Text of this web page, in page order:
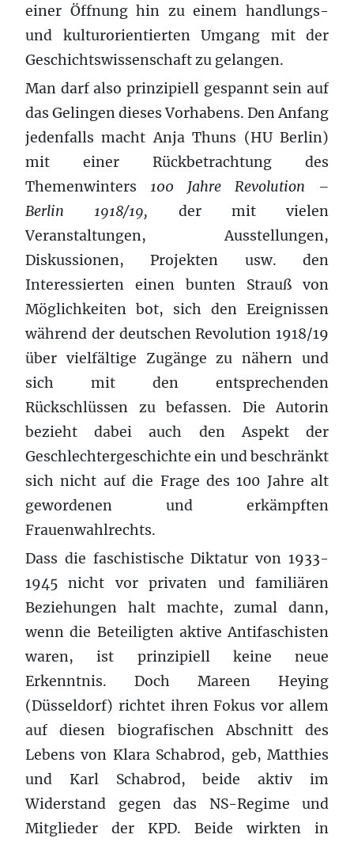
einer Öffnung hin zu einem handlungs-
und kulturorientierten Umgang mit der
Geschichtswissenschaft zu gelangen.
Man darf also prinzipiell gespannt sein auf
das Gelingen dieses Vorhabens. Den Anfang
jedenfalls macht Anja Thuns (HU Berlin)
mit einer Rückbetrachtung des
Themenwinters 100 Jahre Revolution –
Berlin 1918/19, der mit vielen
Veranstaltungen, Ausstellungen,
Diskussionen, Projekten usw. den
Interessierten einen bunten Strauß von
Möglichkeiten bot, sich den Ereignissen
während der deutschen Revolution 1918/19
über vielfältige Zugänge zu nähern und
sich mit den entsprechenden
Rückschlüssen zu befassen. Die Autorin
bezieht dabei auch den Aspekt der
Geschlechtergeschichte ein und beschränkt
sich nicht auf die Frage des 100 Jahre alt
gewordenen und erkämpften
Frauenwahlrechts.
Dass die faschistische Diktatur von 1933-
1945 nicht vor privaten und familiären
Beziehungen halt machte, zumal dann,
wenn die Beteiligten aktive Antifaschisten
waren, ist prinzipiell keine neue
Erkenntnis. Doch Mareen Heying
(Düsseldorf) richtet ihren Fokus vor allem
auf diesen biografischen Abschnitt des
Lebens von Klara Schabrod, geb, Matthies
und Karl Schabrod, beide aktiv im
Widerstand gegen das NS-Regime und
Mitglieder der KPD. Beide wirkten in